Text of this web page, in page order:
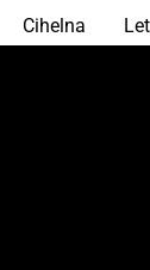
Cihelna